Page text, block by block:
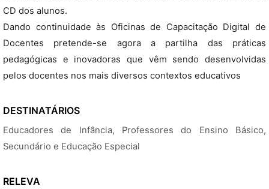
CD dos alunos.
Dando continuidade às Oficinas de Capacitação Digital de
Docentes pretende-se agora a partilha das práticas
pedagógicas e inovadoras que vêm sendo desenvolvidas
pelos docentes nos mais diversos contextos educativos
DESTINATÁRIOS
Educadores de Infância, Professores do Ensino Básico,
Secundário e Educação Especial
RELEVA